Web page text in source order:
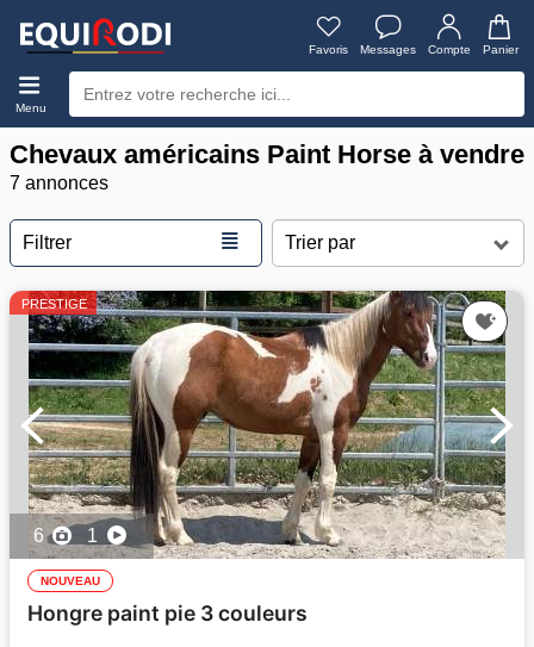
Favoris Messages Compte Panier
Menu
Chevaux américains Paint Horse à vendre
7 annonces
Filtrer ≣
PRESTIGE
6 1
NOUVEAU
Hongre paint pie 3 couleurs